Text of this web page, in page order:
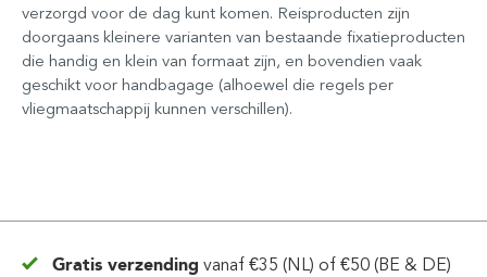
verzorgd voor de dag kunt komen. Reisproducten zijn
doorgaans kleinere varianten van bestaande fixatieproducten
die handig en klein van formaat zijn, en bovendien vaak
geschikt voor handbagage (alhoewel die regels per
vliegmaatschappij kunnen verschillen).
Gratis verzending vanaf €35 (NL) of €50 (BE & DE)